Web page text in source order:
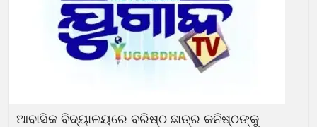
ଆବାସିକ ବିଦ୍ୟାଳୟରେ ବରିଷ୍ଠ ଛାତ୍ର କନିଷ୍ଠଙ୍କୁ